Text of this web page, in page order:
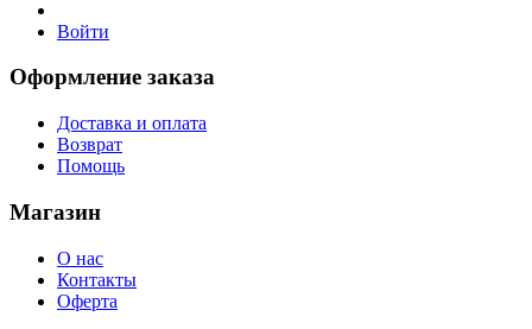
Войти
Оформление заказа
Доставка и оплата
Возврат
Помощь
Магазин
О нас
Контакты
Оферта